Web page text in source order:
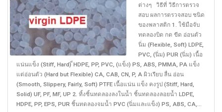
ต่างๆ
ต่างๆ วิธีที่ วิธีการตรวจ
สอบ ผลการตรวจสอบ ชนิด
ของพลาสติก 1. ใช้มือจับ
ทดลองบิด กด ขีด อ่อนตัว
นิ่ม (Flexible, Soft) LDPE,
PVC, (นิ่ม) PUR (นิ่ม) เนื้อ
แน่นแข็ง (Stiff, Hard) ็HDPE, PP, PVC, (แข็ง) PS, ABS, PMMA, PA แข็ง
แต่อ่อนตัว (Hard but Flexible) CA, CAB, CN, P, A ผิวเรียบ ลื่น อ่อน
(Smooth, Slippery, Fairly, Soft) PTFE เนื้อแน่น แข็ง คงรูป (Stiff, Hard,
Solid) UF, PF, MF, UP 2. ทิ้งชิ้นทดลองลงในน้ำ ชิ้นทดลองลอยน้ำ LDPE,
HDPE, PP, EPS, PUR ชิ้นทดลองจมน้ำ PVC (นิ่มและแข็ง) PS, ABS, CA,...